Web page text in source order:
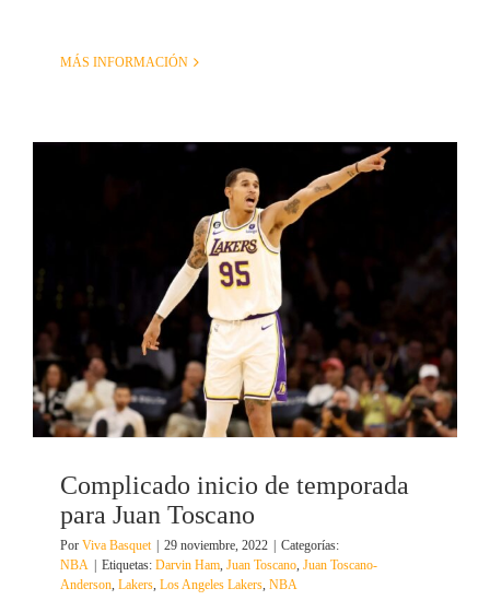
MÁS INFORMACIÓN
Complicado inicio de temporada
para Juan Toscano
Por Viva Basquet | 29 noviembre, 2022 | Categorías:
NBA | Etiquetas: Darvin Ham Juan Toscano Juan Toscano-
Anderson Lakers Los Angeles Lakers NBA